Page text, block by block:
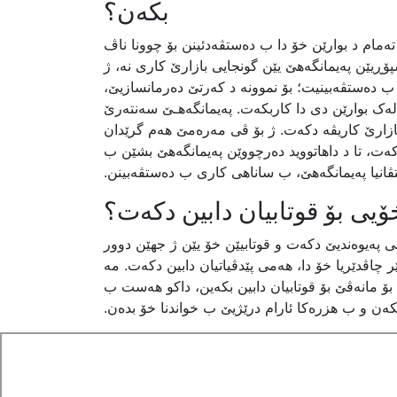
بکەن؟
تەمام د بوارێن خۆ دا ب دەستڤەدئینن بۆ چوونا ناڤ
پەیمانگەهێ یێن گونجایی بازارێ کاری نە، ژ
بۆ نموونە د کەرتێ دەرمانسازیێ،
بوارێن دی دا کاربکەت. پەیمانگەهـێ سەنتەرێ
کاریڤە دکەت. ژ بۆ ڤی مەرەمێ هەم گرێدان
تا د داهاتووید دەرچووێن پەیمانگەهێ بشێن ب
پەیمانگەهێ، ب ساناهی کاری ب دەستڤەبینن.
پەیوەندیێ دکەت و قوتابیێن خۆ یێن ژ جهێن دوور
خۆ دا، هەمی پێدڤیاتیان دابین دکەت. مە
مانەڤێ بۆ قوتابیان دابین بکەین، داکو هەست ب
و ب هزرەکا ئارام درێژیێ ب خواندنا خۆ بدەن.